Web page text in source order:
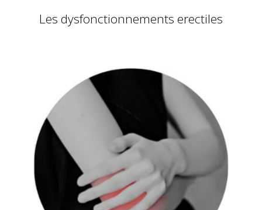
Les dysfonctionnements erectiles